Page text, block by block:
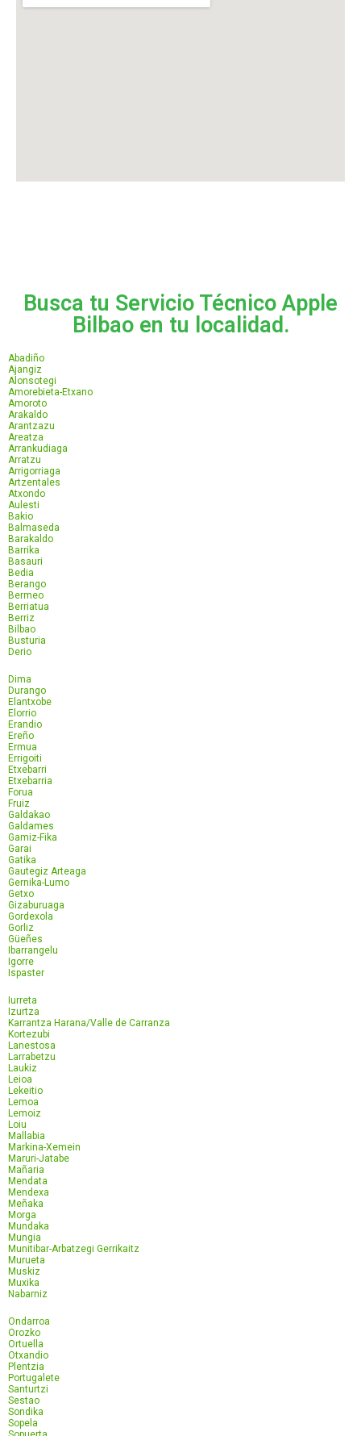
Busca tu Servicio Técnico Apple
Bilbao en tu localidad.
Abadiño
Ajangiz
Alonsotegi
Amorebieta-Etxano
Amoroto
Arakaldo
Arantzazu
Areatza
Arrankudiaga
Arratzu
Arrigorriaga
Artzentales
Atxondo
Aulesti
Bakio
Balmaseda
Barakaldo
Barrika
Basauri
Bedia
Berango
Bermeo
Berriatua
Berriz
Bilbao
Busturia
Derio
Dima
Durango
Elantxobe
Elorrio
Erandio
Ereño
Ermua
Errigoiti
Etxebarri
Etxebarria
Forua
Fruiz
Galdakao
Galdames
Gamiz-Fika
Garai
Gatika
Gautegiz Arteaga
Gernika-Lumo
Getxo
Gizaburuaga
Gordexola
Gorliz
Güeñes
Ibarrangelu
Igorre
Ispaster
Iurreta
Izurtza
Karrantza Harana/Valle de Carranza
Kortezubi
Lanestosa
Larrabetzu
Laukiz
Leioa
Lekeitio
Lemoa
Lemoiz
Loiu
Mallabia
Markina-Xemein
Maruri-Jatabe
Mañaria
Mendata
Mendexa
Meñaka
Morga
Mundaka
Mungia
Munitibar-Arbatzegi Gerrikaitz
Murueta
Muskiz
Muxika
Nabarniz
Ondarroa
Orozko
Ortuella
Otxandio
Plentzia
Portugalete
Santurtzi
Sestao
Sondika
Sopela